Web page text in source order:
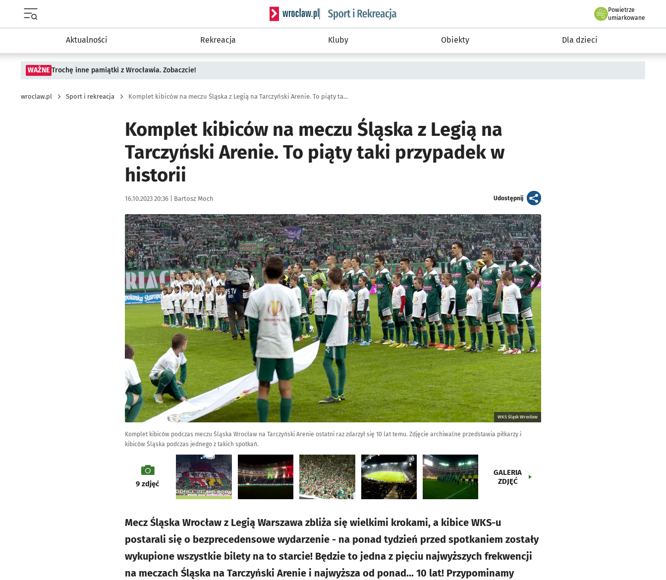
Serwis informacyjny wroclaw.pl podserwis: Sport i rekreacja
Powietrze
we Wrocławiu
umiarkowane
Aktualności Rekreacja Kluby Obiekty Dla dzieci
WAŻNE Trochę inne pamiątki z Wrocławia. Zobaczcie!
wroclaw.pl Sport i rekreacja Komplet kibiców na meczu Śląska z Legią na Tarczyński Arenie. To piąty taki przypadek w historii
Komplet kibiców na meczu Śląska z Legią na
Tarczyński Arenie. To piąty taki przypadek w
historii
Data publikacji:
16.10.2023 20:36 | Autor:
Bartosz Moch Udostępnijartykuł
Kliknij, aby zobaczyć galerię
WKS Śląsk Wrocław
Komplet kibiców podczas meczu Śląska Wrocław na Tarczyński Arenie ostatni raz zdarzył się 10 lat temu. Zdjęcie archiwalne przedstawia piłkarzy i
kibiców Śląska podczas jednego z takich spotkań.
galeria
9 zdjęć
GALERIA
ZDJĘĆ
Mecz Śląska Wrocław z Legią Warszawa zbliża się wielkimi krokami, a kibice WKS-u
postarali się o bezprecedensowe wydarzenie - na ponad tydzień przed spotkaniem zostały
wykupione wszystkie bilety na to starcie! Będzie to jedna z pięciu najwyższych frekwencji
na meczach Śląska na Tarczyński Arenie i najwyższa od ponad... 10 lat! Przypominamy